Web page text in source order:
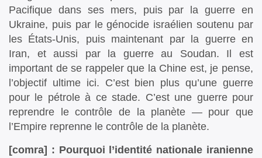
Pacifique dans ses mers, puis par la guerre en
Ukraine, puis par le génocide israélien soutenu par
les États-Unis, puis maintenant par la guerre en
Iran, et aussi par la guerre au Soudan. Il est
important de se rappeler que la Chine est, je pense,
l’objectif ultime ici. C’est bien plus qu’une guerre
pour le pétrole à ce stade. C’est une guerre pour
reprendre le contrôle de la planète — pour que
l’Empire reprenne le contrôle de la planète.
[comra] : Pourquoi l’identité nationale iranienne